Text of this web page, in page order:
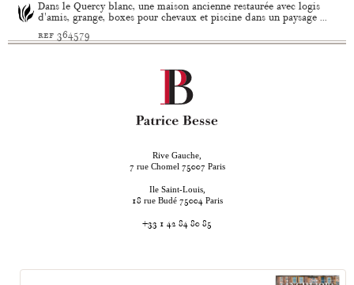
Dans le Quercy blanc, une maison ancienne restaurée avec logis
d'amis, grange, boxes pour chevaux et piscine dans un paysage ...
ref 364579
Rive Gauche,
7 rue Chomel 75007 Paris
Ile Saint-Louis,
18 rue Budé 75004 Paris
+33 1 42 84 80 85